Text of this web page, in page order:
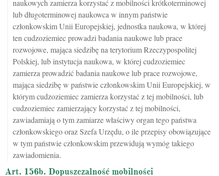
naukowych zamierza korzystać z mobilności krótkoterminowej
lub długoterminowej naukowca w innym państwie
członkowskim Unii Europejskiej, jednostka naukowa, w której
ten cudzoziemiec prowadzi badania naukowe lub prace
rozwojowe, mająca siedzibę na terytorium Rzeczypospolitej
Polskiej, lub instytucja naukowa, w której cudzoziemiec
zamierza prowadzić badania naukowe lub prace rozwojowe,
mająca siedzibę w państwie członkowskim Unii Europejskiej, w
którym cudzoziemiec zamierza korzystać z tej mobilności, lub
cudzoziemiec zamierzający korzystać z tej mobilności,
zawiadamiają o tym zamiarze właściwy organ tego państwa
członkowskiego oraz Szefa Urzędu, o ile przepisy obowiązujące
w tym państwie członkowskim przewidują wymóg takiego
zawiadomienia.
Art. 156b. Dopuszczalność mobilności